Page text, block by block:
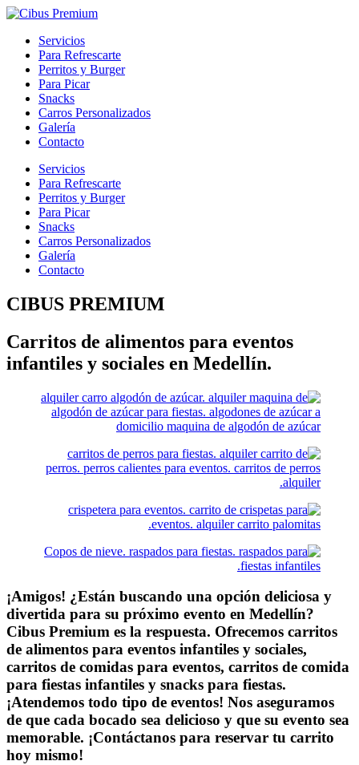
Servicios
Para Refrescarte
Perritos y Burger
Para Picar
Snacks
Carros Personalizados
Galería
Contacto
Servicios
Para Refrescarte
Perritos y Burger
Para Picar
Snacks
Carros Personalizados
Galería
Contacto
CIBUS PREMIUM
Carritos de alimentos para eventos
infantiles y sociales en Medellín.
¡Amigos! ¿Están buscando una opción deliciosa y
divertida para su próximo evento en Medellín?
Cibus Premium es la respuesta. Ofrecemos carritos
de alimentos para eventos infantiles y sociales,
carritos de comidas para eventos, carritos de comida
para fiestas infantiles y snacks para fiestas.
¡Atendemos todo tipo de eventos! Nos aseguramos
de que cada bocado sea delicioso y que su evento sea
memorable. ¡Contáctanos para reservar tu carrito
hoy mismo!